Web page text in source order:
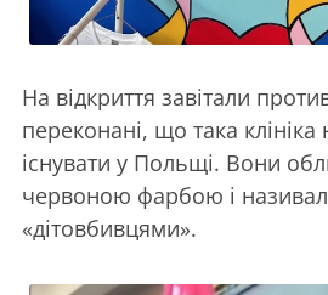
На відкриття завітали
переконані, що така
існувати у Польщі. Вони
червоною фарбою і
«дітовбивцями».